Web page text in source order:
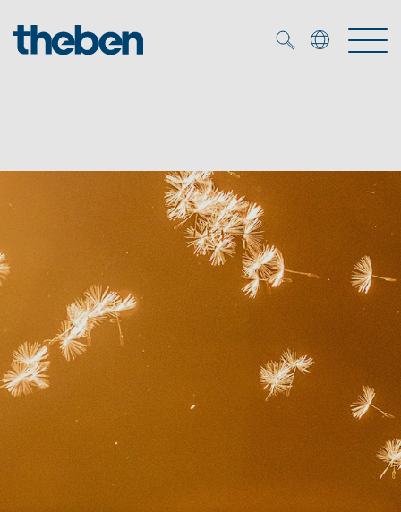
Smart Home
DALI
Läsnäolo- ja liiketunnistimet
LED valaisin
Aika- ja valaistuksen ohjaus
Ilmastoinnin säätö
OEM ratkaisuja
KNX-järjestelmät
Liike- ja läsnäolotunnistimet
DALI-2 valaistuksen ohjaus
Älyohjausjärjestelmä LUXORliving
Kytkentä- ja himmennys LED
Palvelu
Mediakirjasto
Tuoteluettelot ja esitteet
Yritys
Yhteystiedot
Yhteyshenkilösi Thebenillä